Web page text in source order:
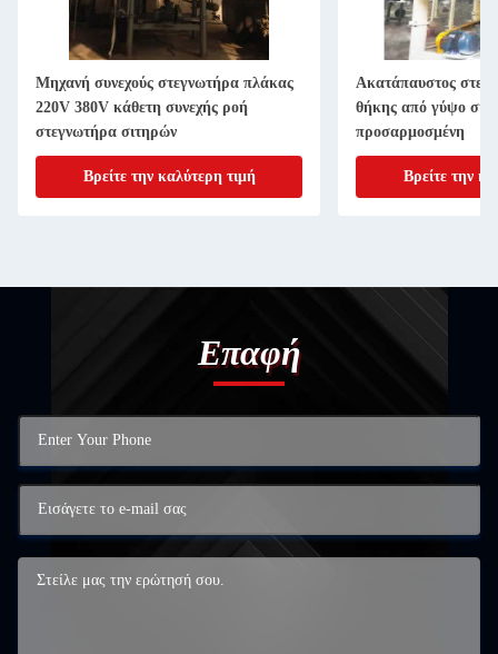
Μηχανή συνεχούς στεγνωτήρα πλάκας
220V 380V κάθετη συνεχής ροή
στεγνωτήρα σιτηρών
Βρείτε την καλύτερη τιμή
Ακατάπαυστος
θήκης από γύψο
προσαρμοσμένη
Βρείτε την
Επαφή